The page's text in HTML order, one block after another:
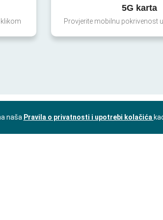
5G karta
Provjerite mobilnu pokrivenost
naša Pravila o privatnosti i upotrebi kolačića